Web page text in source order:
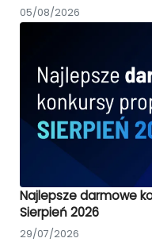
05/08/2026
Najlepsze darmowe
Sierpień 2026
29/07/2026